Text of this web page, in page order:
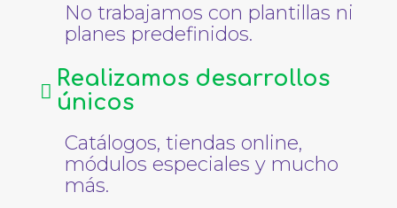
No trabajamos con plantillas ni
planes predefinidos.
 Realizamos desarrollos
únicos
Catálogos, tiendas online,
módulos especiales y mucho
más.